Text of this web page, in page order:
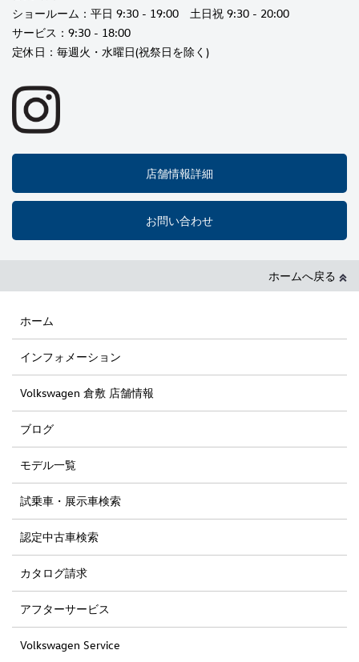
ショールーム：平日 9:30 - 19:00 土日祝 9:30 - 20:00
サービス：9:30 - 18:00
定休日：毎週火・水曜日(祝祭日を除く)
店舗情報詳細
お問い合わせ
ホームへ戻る
ホーム
インフォメーション
Volkswagen 倉敷 店舗情報
ブログ
モデル一覧
試乗車・展示車検索
認定中古車検索
カタログ請求
アフターサービス
Volkswagen Service